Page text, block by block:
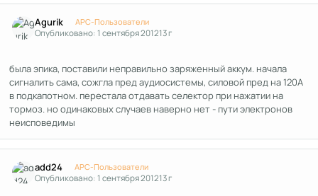
Agurik APC-Пользователи
Опубликовано:1 сентября 201213 г
была эпика, поставили неправильно заряженный аккум. начала
сигналить сама, сожгла пред аудиосистемы, силовой пред на 120А
в подкапотном. перестала отдавать селектор при нажатии на
тормоз. но одинаковых случаев наверно нет - пути электронов
неисповедимы
add24 APC-Пользователи
Опубликовано:1 сентября 201213 г